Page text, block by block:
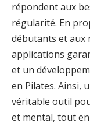
répondent aux
régularité. En
débutants et aux
applications
et un
en Pilates. Ainsi,
véritable outil
et mental, tout